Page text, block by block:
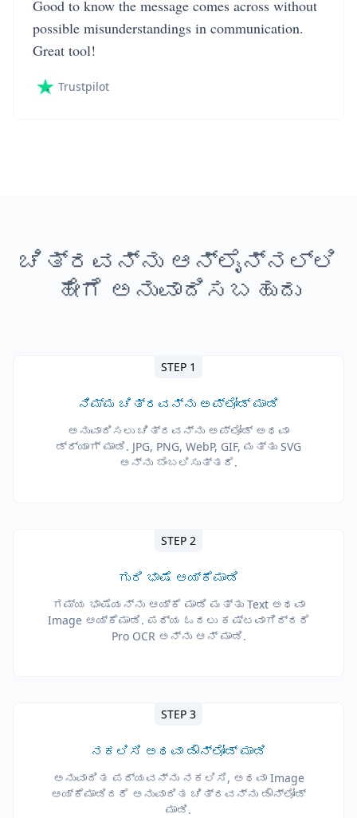
Good to know the message comes across without
possible misunderstandings in communication.
Great tool!
Trustpilot
ಚಿತ್ರವನ್ನು ಆನ್‌ಲೈನ್‌ನಲ್ಲಿ
ಹೇಗೆ ಅನುವಾದಿಸಬಹುದು
STEP 1
ನಿಮ್ಮ ಚಿತ್ರವನ್ನು ಅಪ್ಲೋಡ್ ಮಾಡಿ
ಅನುವಾದಿಸಲು ಚಿತ್ರವನ್ನು ಅಪ್ಲೋಡ್ ಅಥವಾ
ಡ್ರ್ಯಾಗ್ ಮಾಡಿ. JPG, PNG, WebP, GIF, ಮತ್ತು SVG
ಅನ್ನು ಬೆಂಬಲಿಸುತ್ತದೆ.
STEP 2
ಗುರಿ ಭಾಷೆ ಆಯ್ಕೆಮಾಡಿ
ಗಮ್ಯ ಭಾಷೆಯನ್ನು ಆಯ್ಕೆ ಮಾಡಿ ಮತ್ತು Text ಅಥವಾ
Image ಆಯ್ಕೆಮಾಡಿ. ಪಠ್ಯ ಓದಲು ಕಷ್ಟವಾಗಿದ್ದರೆ
Pro OCR ಅನ್ನು ಆನ್ ಮಾಡಿ.
STEP 3
ನಕಲಿಸಿ ಅಥವಾ ಡೌನ್‌ಲೋಡ್ ಮಾಡಿ
ಅನುವಾದಿತ ಪಠ್ಯವನ್ನು ನಕಲಿಸಿ, ಅಥವಾ Image
ಆಯ್ಕೆಮಾಡಿದರೆ ಅನುವಾದಿತ ಚಿತ್ರವನ್ನು ಡೌನ್‌ಲೋಡ್
ಮಾಡಿ.